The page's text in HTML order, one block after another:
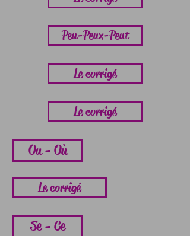
Peu-Peux-Peut
Le corrigé
Le corrigé
Ou - Où
Le corrigé
Se - Ce